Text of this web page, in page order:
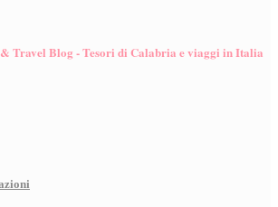
Travel Blog - Tesori di Calabria e viaggi in Italia